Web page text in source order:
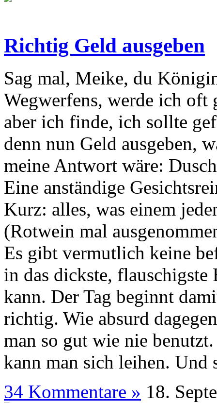
Richtig Geld ausgeben
Sag mal, Meike, du
Wegwerfens, werde ich
aber ich finde, ich sollte
denn nun Geld ausgeben,
meine Antwort wäre:
Eine anständige
Kurz: alles, was einem
(Rotwein mal
Es gibt vermutlich keine
in das dickste, flauschigste
kann. Der Tag beginnt
richtig. Wie absurd
man so gut wie nie
kann man sich leihen. Und
34 Kommentare » 18.